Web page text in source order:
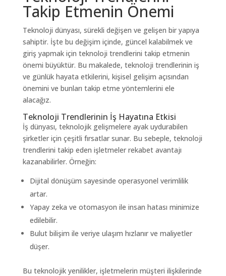
Takip Etmenin Önemi
Teknoloji dünyası, sürekli değişen ve gelişen bir yapıya
sahiptir. İşte bu değişim içinde, güncel kalabilmek ve
giriş yapmak için teknoloji trendlerini takip etmenin
önemi büyüktür. Bu makalede, teknoloji trendlerinin iş
ve günlük hayata etkilerini, kişisel gelişim açısından
önemini ve bunları takip etme yöntemlerini ele
alacağız.
Teknoloji Trendlerinin İş Hayatına Etkisi
İş dünyası, teknolojik gelişmelere ayak uydurabilen
şirketler için çeşitli fırsatlar sunar. Bu sebeple, teknoloji
trendlerini takip eden işletmeler rekabet avantajı
kazanabilirler. Örneğin:
Dijital dönüşüm sayesinde operasyonel verimlilik
artar.
Yapay zeka ve otomasyon ile insan hatası minimize
edilebilir.
Bulut bilişim ile veriye ulaşım hızlanır ve maliyetler
düşer.
Bu teknolojik yenilikler, işletmelerin müşteri ilişkilerinde